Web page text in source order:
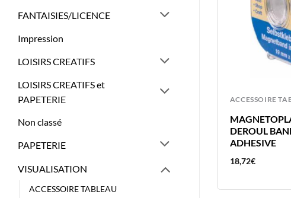
FANTAISIES/LICENCE
Impression
LOISIRS CREATIFS
LOISIRS CREATIFS et
PAPETERIE
Non classé
PAPETERIE
VISUALISATION
ACCESSOIRE TABLEAU
ACCESSOIRE
DEROUL
ADHESIVE
18,72€
PORTE AFFICHES
NOBO PORTE AFFICHE A4 248 X